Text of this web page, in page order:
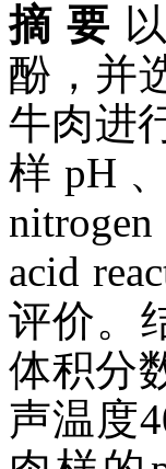
摘 要
酚，并
牛肉进
样pH
acid
评价。
体积分
声温度